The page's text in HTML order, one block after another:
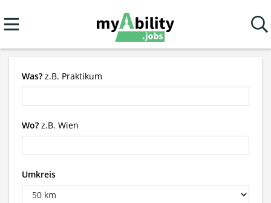
Was? z.B. Praktikum
Wo? z.B. Wien
Umkreis